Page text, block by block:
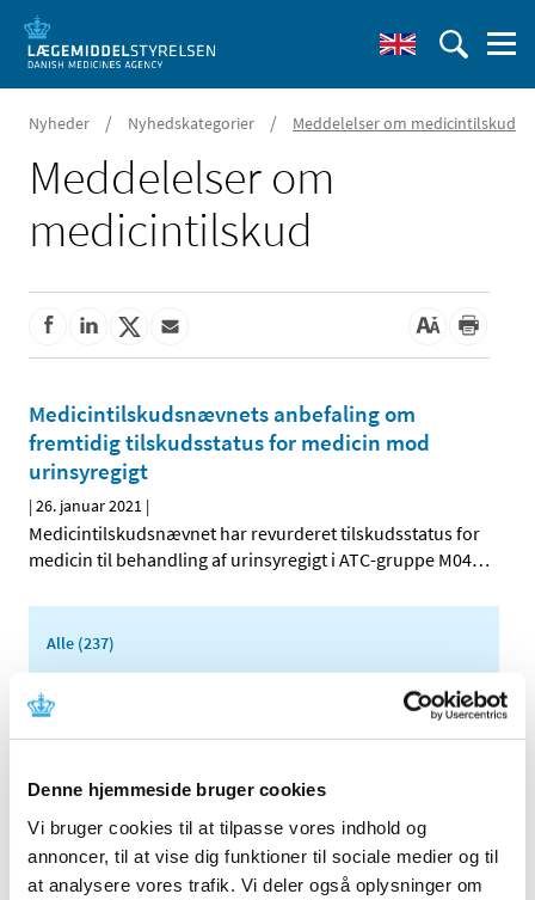
Denne hjemmeside bruger cookies
Vi bruger cookies til at tilpasse vores indhold og
annoncer, til at vise dig funktioner til sociale medier og til
at analysere vores trafik. Vi deler også oplysninger om
Nyheder / Nyhedskategorier / Meddelelser om medicintilskud
Meddelelser om
medicintilskud
Medicintilskudsnævnets anbefaling om
fremtidig tilskudsstatus for medicin mod
urinsyregigt
|26. januar 2021 |
Medicintilskudsnævnet har revurderet tilskudsstatus for
medicin til behandling af urinsyregigt i ATC-gruppe M04…
Alle (237)
2026 (25)
2024 (17)
2023 (26)
2022 (16)
2021 (35)